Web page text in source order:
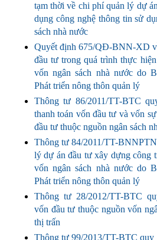
tạm thời về chi phí quản lý dự
dụng công nghệ thông tin sử
sách nhà nước
Quyết định 675/QĐ-BNN-XD
đầu tư trong quá trình thực
vốn ngân sách nhà nước do
Phát triển nông thôn quản lý
Thông tư 86/2011/TT-BTC
thanh toán vốn đầu tư và vốn
đầu tư thuộc nguồn ngân sách
Thông tư 84/2011/TT-
lý dự án đầu tư xây dựng công
vốn ngân sách nhà nước do
Phát triển nông thôn quản lý
Thông tư 28/2012/TT-BTC
vốn đầu tư thuộc nguồn vốn
thị trấn
Thông tư 99/2013/TT-BTC quy